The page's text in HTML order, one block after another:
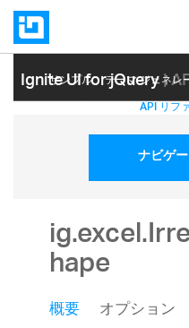
Ignite UI for jQuery|
サンプル テーマ ジェネレ
ヘルプ トピック API リフ
ナビゲ
hape
概要 オプション